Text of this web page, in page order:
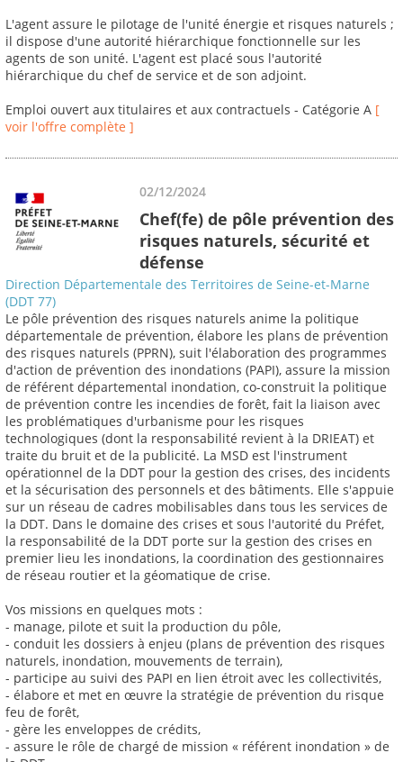
L'agent assure le pilotage de l'unité énergie et risques naturels ;
il dispose d'une autorité hiérarchique fonctionnelle sur les
agents de son unité. L'agent est placé sous l'autorité
hiérarchique du chef de service et de son adjoint.
Emploi ouvert aux titulaires et aux contractuels - Catégorie A [
voir l'offre complète ]
02/12/2024
Chef(fe) de pôle prévention des
risques naturels, sécurité et
défense
Direction Départementale des Territoires de Seine-et-Marne
(DDT 77)
Le pôle prévention des risques naturels anime la politique
départementale de prévention, élabore les plans de prévention
des risques naturels (PPRN), suit l'élaboration des programmes
d'action de prévention des inondations (PAPI), assure la mission
de référent départemental inondation, co-construit la politique
de prévention contre les incendies de forêt, fait la liaison avec
les problématiques d'urbanisme pour les risques
technologiques (dont la responsabilité revient à la DRIEAT) et
traite du bruit et de la publicité. La MSD est l'instrument
opérationnel de la DDT pour la gestion des crises, des incidents
et la sécurisation des personnels et des bâtiments. Elle s'appuie
sur un réseau de cadres mobilisables dans tous les services de
la DDT. Dans le domaine des crises et sous l'autorité du Préfet,
la responsabilité de la DDT porte sur la gestion des crises en
premier lieu les inondations, la coordination des gestionnaires
de réseau routier et la géomatique de crise.
Vos missions en quelques mots :
- manage, pilote et suit la production du pôle,
- conduit les dossiers à enjeu (plans de prévention des risques
naturels, inondation, mouvements de terrain),
- participe au suivi des PAPI en lien étroit avec les collectivités,
- élabore et met en œuvre la stratégie de prévention du risque
feu de forêt,
- gère les enveloppes de crédits,
- assure le rôle de chargé de mission « référent inondation » de